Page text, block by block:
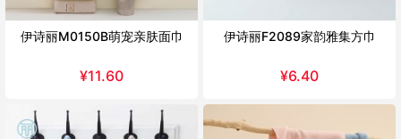
伊诗丽M0150B萌宠亲肤面巾
¥11.60
伊诗丽F2089家韵雅集方巾
¥6.40